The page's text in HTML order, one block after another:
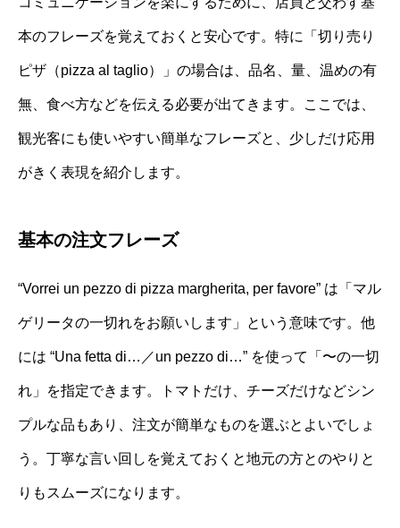
本のフレーズを覚えておくと安心です。特に「切り売り
ピザ（pizza al taglio）」の場合は、品名、量、温めの有
無、食べ方などを伝える必要が出てきます。ここでは、
観光客にも使いやすい簡単なフレーズと、少しだけ応用
がきく表現を紹介します。
基本の注文フレーズ
“Vorrei un pezzo di pizza margherita, per favore” は「マル
ゲリータの一切れをお願いします」という意味です。他
には “Una fetta di…／un pezzo di…” を使って「〜の一切
れ」を指定できます。トマトだけ、チーズだけなどシン
プルな品もあり、注文が簡単なものを選ぶとよいでしょ
う。丁寧な言い回しを覚えておくと地元の方とのやりと
りもスムーズになります。